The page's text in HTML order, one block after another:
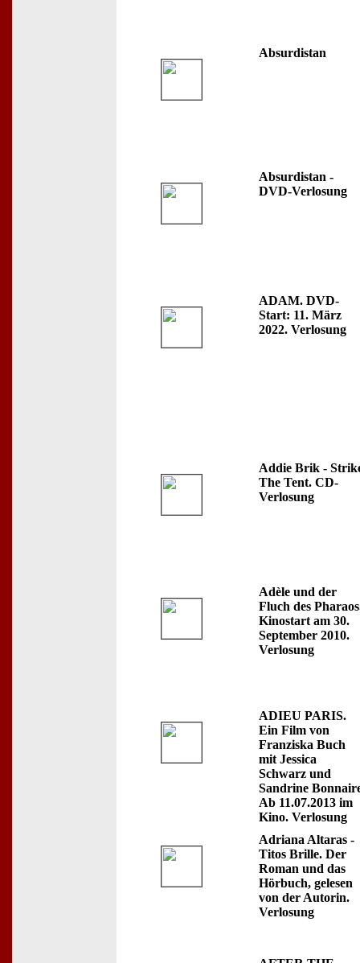
Absurdistan
Absurdistan -
DVD-Verlosung
ADAM. DVD-
Start: 11. März
2022. Verlosung
Addie Brik -
The Tent. CD-
Verlosung
Adèle und der
Fluch des
Kinostart am 30.
September 2010.
Verlosung
ADIEU PARIS.
Ein Film von
Franziska Buch
mit Jessica
Schwarz und
Sandrine
Ab 11.07.2013 im
Kino. Verlosung
Adriana Altaras -
Titos Brille. Der
Roman und das
Hörbuch, gelesen
von der Autorin.
Verlosung